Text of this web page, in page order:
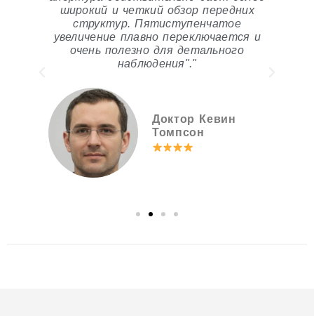
широкий и четкий обзор передних
структур. Пятиступенчатое
увеличение плавно переключается и
очень полезно для детального
наблюдения"."
Доктор Кевин
Томпсон